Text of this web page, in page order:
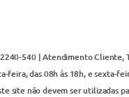
540 | Atendimento
das 08h às 18h, e sexta-
site não devem ser utilizadas